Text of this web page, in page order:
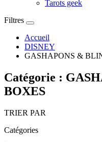
Tarots geek
Filtres
Accueil
DISNEY
GASHAPONS &
Catégorie :
BOXES
TRIER PAR
Catégories